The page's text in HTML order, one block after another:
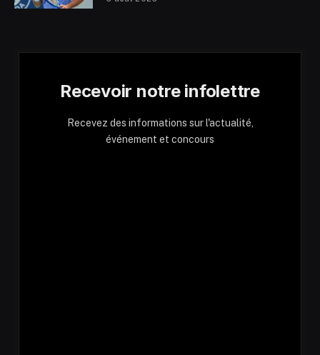
Recevoir notre infolettre
Recevez des informations sur l'actualité,
événement et concours